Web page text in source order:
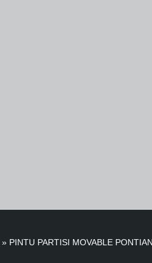
» PINTU PARTISI MOVABLE